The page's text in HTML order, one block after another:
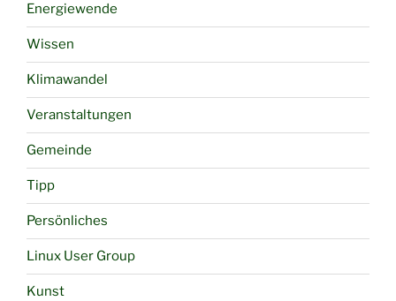
Energiewende
Wissen
Klimawandel
Veranstaltungen
Gemeinde
Tipp
Persönliches
Linux User Group
Kunst